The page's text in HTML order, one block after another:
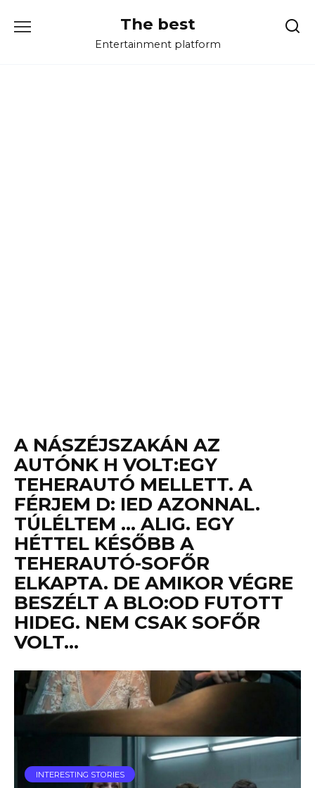
The best
Entertainment platform
A NÁSZÉJSZAKÁN AZ
AUTÓNK H VOLT:EGY
TEHERAUTÓ MELLETT. A
FÉRJEM D: IED AZONNAL.
TÚLÉLTEM … ALIG. EGY
HÉTTEL KÉSŐBB A
TEHERAUTÓ-SOFŐR
ELKAPTA. DE AMIKOR VÉGRE
BESZÉLT A BLO:OD FUTOTT
HIDEG. NEM CSAK SOFŐR
VOLT…
INTERESTING STORIES